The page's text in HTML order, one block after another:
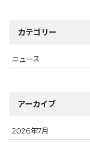
カテゴリー
ニュース
アーカイブ
2026年7月